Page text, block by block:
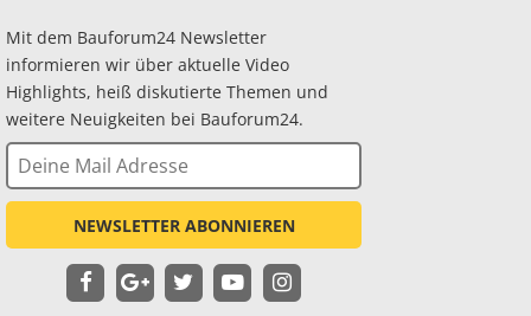
Mit dem Bauforum24 Newsletter
informieren wir über aktuelle Video
Highlights, heiß diskutierte Themen und
weitere Neuigkeiten bei Bauforum24.
NEWSLETTER ABONNIEREN